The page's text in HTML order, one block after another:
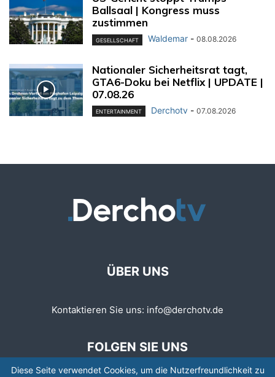
Ballsaal | Kongress muss
zustimmen
GESELLSCHAFT Waldemar - 08.08.2026
Nationaler Sicherheitsrat tagt,
GTA6-Doku bei Netflix | UPDATE |
07.08.26
ENTERTAINMENT Derchotv - 07.08.2026
ÜBER UNS
Kontaktieren Sie uns: info@derchotv.de
FOLGEN SIE UNS
Diese Seite verwendet Cookies, um die Nutzerfreundlichkeit zu